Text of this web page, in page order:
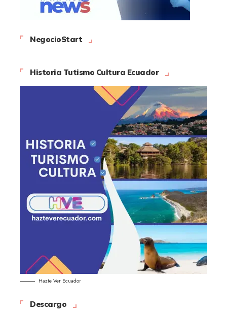
NegocioStart
Historia Tutismo Cultura Ecuador
Hazte Ver Ecuador
Descargo